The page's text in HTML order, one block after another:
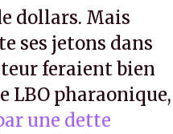
dollars. Mais
ses jetons dans
feraient bien
LBO pharaonique,
une dette